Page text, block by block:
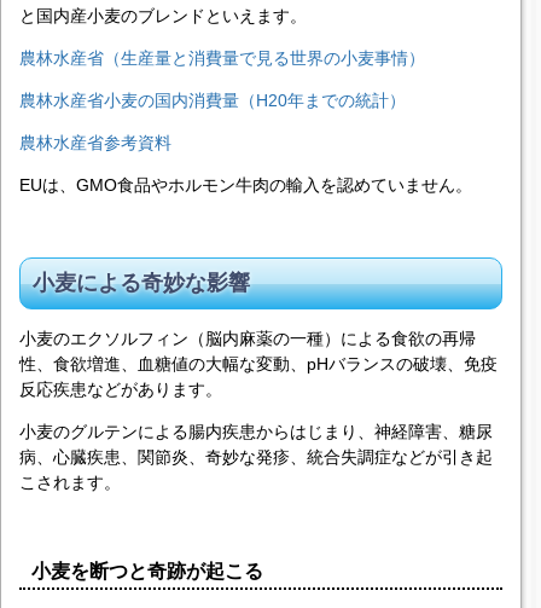
と国内産小麦のブレンドといえます。
農林水産省（生産量と消費量で見る世界の小麦事情）
農林水産省小麦の国内消費量（H20年までの統計）
農林水産省参考資料
EUは、GMO食品やホルモン牛肉の輸入を認めていません。
小麦による奇妙な影響
小麦のエクソルフィン（脳内麻薬の一種）による食欲の再帰
性、食欲増進、血糖値の大幅な変動、pHバランスの破壊、免疫
反応疾患などがあります。
小麦のグルテンによる腸内疾患からはじまり、神経障害、糖尿
病、心臓疾患、関節炎、奇妙な発疹、統合失調症などが引き起
こされます。
小麦を断つと奇跡が起こる